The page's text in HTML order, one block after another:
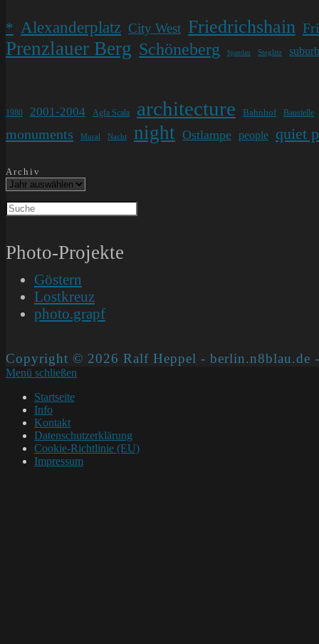
* Alexanderplatz City West Friedrichshain
Prenzlauer Berg Schöneberg Spandau Steglitz suburb
1980 2001-2004 Agfa Scala architecture Bahnhof Baustelle
monuments Mural Nacht night Ostlampe people quiet
Archiv
Photo-Projekte
Göstern
Lostkreuz
photo.grapf
Copyright © 2026 Ralf Heppel - berlin.n8blau.de
Menü schließen
Startseite
Info
Kontakt
Datenschutzerklärung
Cookie-Richtlinie (EU)
Impressum